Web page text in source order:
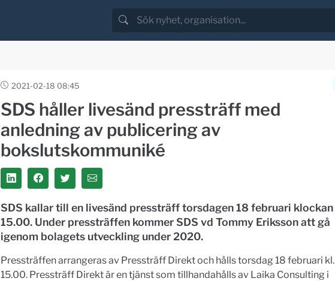
2021-02-18 08:45
SDS håller livesänd pressträff med
anledning av publicering av
bokslutskommuniké
SDS kallar till en livesänd pressträff torsdagen 18 februari klockan
15.00. Under pressträffen kommer SDS vd Tommy Eriksson att gå
igenom bolagets utveckling under 2020.
Pressträffen arrangeras av Pressträff Direkt och hålls torsdag 18 februari kl.
15.00. Pressträff Direkt är en tjänst som tillhandahålls av Laika Consulting i